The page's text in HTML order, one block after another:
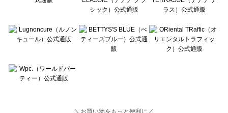
＼お買い物をもっと便利に／